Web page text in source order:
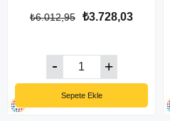
₺3.728,03
₺6.012,95
Sepete Ekle